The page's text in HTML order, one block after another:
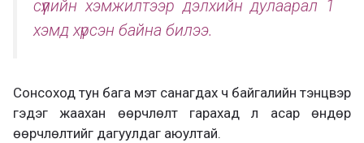
сүүлийн хэмжилтээр дэлхийн дулаарал 1
хэмд хүрсэн байна билээ.
Сонсоход тун бага мэт санагдах ч байгалийн тэнцвэр
гэдэг жаахан өөрчлөлт гарахад л асар өндөр
өөрчлөлтийг дагуулдаг аюултай.